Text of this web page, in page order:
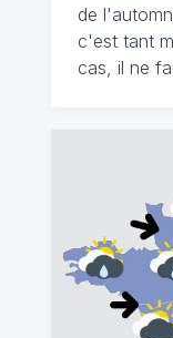
de
c'est tant
cas, il ne